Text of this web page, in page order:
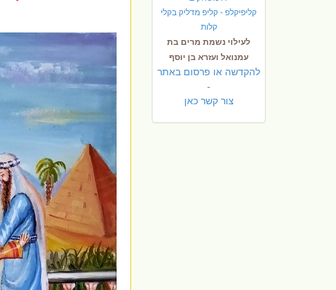
קליפיקלפ - קליפ מדליק בקלי
קלות
לעילוי נשמת מרים בת
עמנואל ועזרא בן יוסף
להקדשה או פרסום באתר
-
צור קשר כאן